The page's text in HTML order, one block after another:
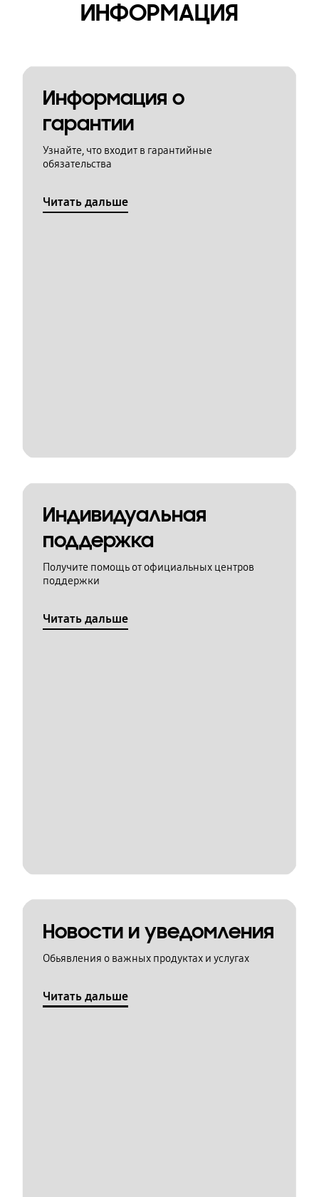
ИНФОРМАЦИЯ
Информация о
гарантии
Узнайте, что входит в гарантийные
обязательства
Читать дальше
Индивидуальная
поддержка
Получите помощь от официальных центров
поддержки
Читать дальше
Новости и уведомления
Обьявления о важных продуктах и услугах
Читать дальше